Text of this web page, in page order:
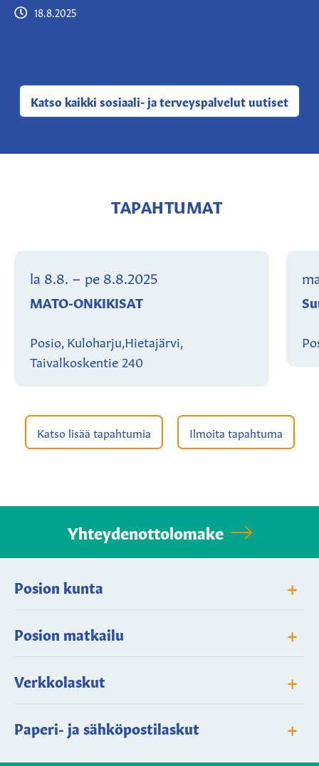
18.8.2025
Katso kaikki sosiaali- ja terveyspalvelut uutiset
TAPAHTUMAT
la 8.8. – pe 8.8.2025
MATO-ONKIKISAT
Posio, Kuloharju,Hietajärvi,
Taivalkoskentie 240
Katso lisää tapahtumia Ilmoita tapahtuma
Yhteydenottolomake
Posion kunta +
Posion matkailu +
Verkkolaskut +
Paperi- ja sähköpostilaskut +